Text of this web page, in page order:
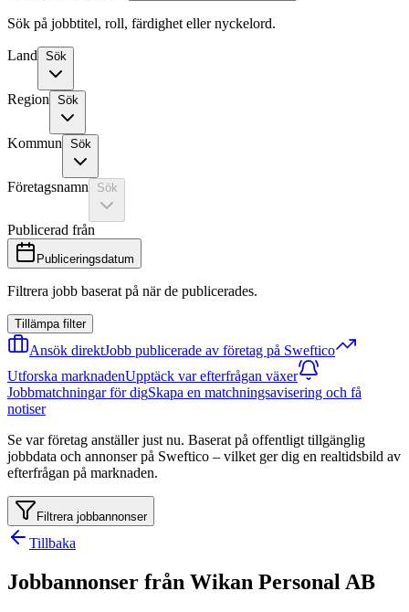
Sök på jobbtitel, roll, färdighet eller nyckelord.
Land Sök
Region Sök
Kommun Sök
Företagsnamn Sök
Publicerad från
Publiceringsdatum
Filtrera jobb baserat på när de publicerades.
Tillämpa filter
Ansök direktJobb publicerade av företag på Sweftico
Utforska marknadenUpptäck var efterfrågan växer
Jobbmatchningar för digSkapa en matchningsavisering och få
notiser
Se var företag anställer just nu. Baserat på offentligt tillgänglig
jobbdata och annonser på Sweftico – vilket ger dig en realtidsbild av
efterfrågan på marknaden.
Filtrera jobbannonser
Tillbaka
Jobbannonser från Wikan Personal AB